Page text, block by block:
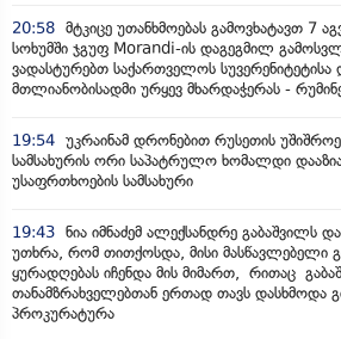
20:58 მტკიცე უთანხმოებას გამოვხატავთ 7
სოხუმში ჯგუფ Morandi-ის დაგეგმილ
ვადასტურებთ საქართველოს
მთლიანობისადმი ურყევ მხარდაჭერას -
19:54 უკრაინამ დრონებით რუსეთის
სამსახურის ორი საპატრულო ხომალდი
უსაფრთხოების სამსახური
19:43 ნია იმნაძემ ალექსანდრე გაბაშვილს
უთხრა, რომ თითქოსდა, მისი მასწავლებელი
ყურადღებას იჩენდა მის მიმართ, რითაც
თანამზრახველებთან ერთად თავს დასხმოდა
პროკურატურა